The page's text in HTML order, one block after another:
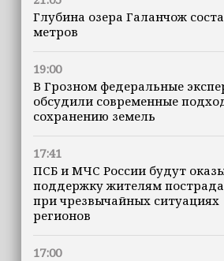
Глубина озера Галанчож
метров
19:00
В Грозном федеральные
обсудили современные
сохранению земель
17:41
ПСБ и МЧС России будут
поддержку жителям
при чрезвычайных ситуациях
регионов
17:00